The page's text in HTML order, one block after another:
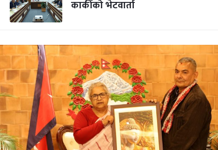
कार्कीको भेटवार्ता